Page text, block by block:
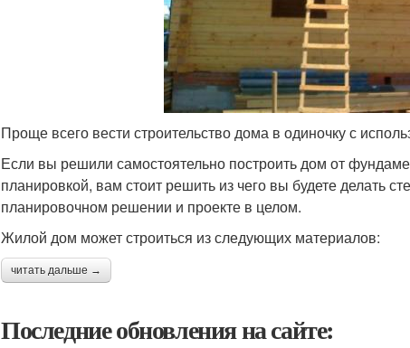
Проще всего вести строительство дома в одиночку с
Если вы решили самостоятельно построить дом от
планировкой, вам стоит решить из чего вы будете делать
планировочном решении и проекте в целом.
Жилой дом может строиться из следующих материалов:
читать дальше →
Последние обновления на сайте: